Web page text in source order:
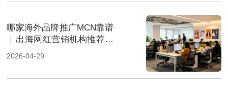
哪家海外品牌推广MCN靠谱
｜出海网红营销机构推荐指
南
2026-04-29